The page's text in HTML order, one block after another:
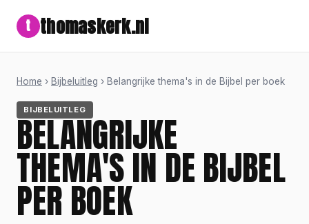
t thomaskerk.nl
Home › Bijbeluitleg › Belangrijke thema's in de Bijbel per boek
BIJBELUITLEG
BELANGRIJKE
THEMA'S IN DE BIJBEL
PER BOEK